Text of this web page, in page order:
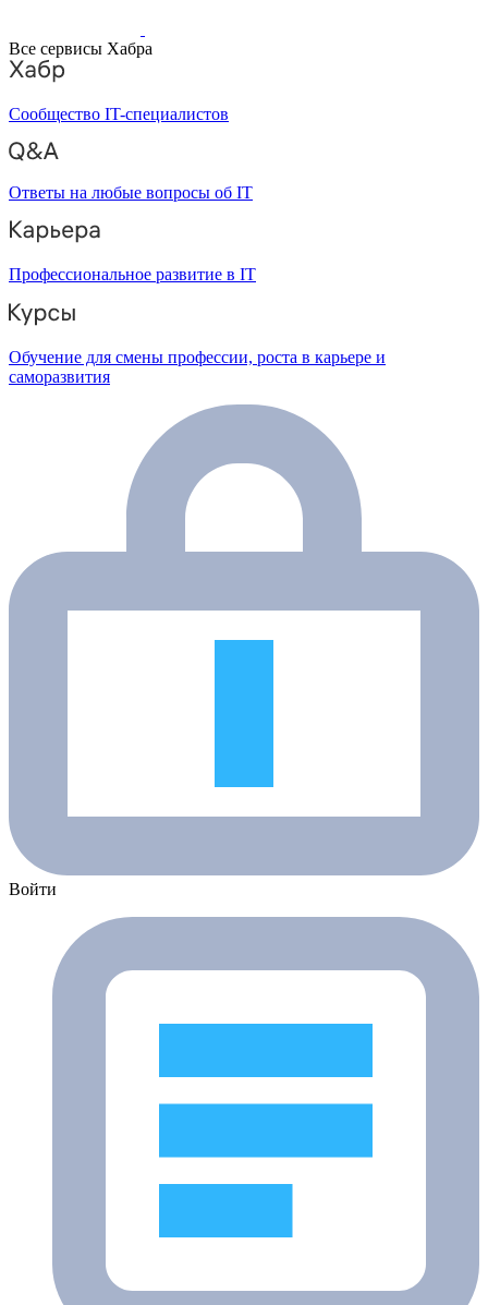
Все сервисы Хабра
Сообщество IT-специалистов
Ответы на любые вопросы об IT
Профессиональное развитие в IT
Обучение для смены профессии, роста в карьере и
саморазвития
Войти